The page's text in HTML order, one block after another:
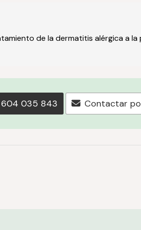
de la dermatitis alérgica a la
604 035 843 Contactar